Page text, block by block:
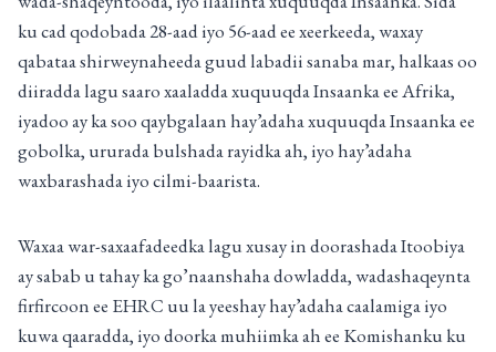
ku cad qodobada 28-aad iyo 56-aad ee xeerkeeda, waxay
qabataa shirweynaheeda guud labadii sanaba mar, halkaas oo
diiradda lagu saaro xaaladda xuquuqda Insaanka ee Afrika,
iyadoo ay ka soo qaybgalaan hay’adaha xuquuqda Insaanka ee
gobolka, ururada bulshada rayidka ah, iyo hay’adaha
waxbarashada iyo cilmi-baarista.
Waxaa war-saxaafadeedka lagu xusay in doorashada Itoobiya
ay sabab u tahay ka go’naanshaha dowladda, wadashaqeynta
firfircoon ee EHRC uu la yeeshay hay’adaha caalamiga iyo
kuwa qaaradda, iyo doorka muhiimka ah ee Komishanku ku